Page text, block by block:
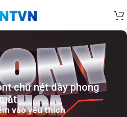
chữ nét dày phong
vào yêu thích